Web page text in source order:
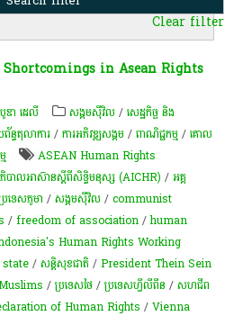
Clear filter
in Asean Rights
ឌា ដេលី សង្គមស៊ីវិល /សេដ្ឋកិច្ច និង
ន្ធតុលាការ /ការ​អភិវឌ្ឍ​សង្គម /ពាណិជ្ជកម្ម /គោល
ASEAN Human Rights
ាភិបាលអាស៊ានស្តីពីសិទ្ធិមនុស្ស (AICHR) /អគ្គ
រទេសភូមា /សង្គមស៊ីវិល /communist
/freedom of association /human
Human Rights Working
/សន្តិសុខជាតិ /President Thein Sein
/ប្រទេសថៃ /ប្រទេសហ្វីលីពីន /សហជីព
of Human Rights /Vienna